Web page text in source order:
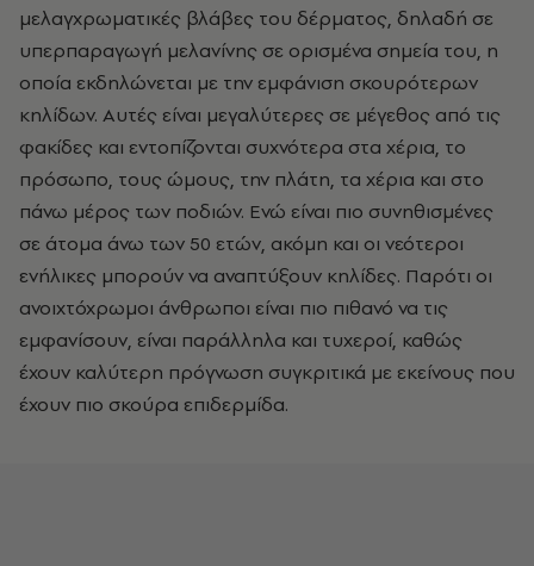
μελαγχρωματικές βλάβες του δέρματος, δηλαδή σε
υπερπαραγωγή μελανίνης σε ορισμένα σημεία του, η
οποία εκδηλώνεται με την εμφάνιση σκουρότερων
κηλίδων. Αυτές είναι μεγαλύτερες σε μέγεθος από τις
φακίδες και εντοπίζονται συχνότερα στα χέρια, το
πρόσωπο, τους ώμους, την πλάτη, τα χέρια και στο
πάνω μέρος των ποδιών. Ενώ είναι πιο συνηθισμένες
σε άτομα άνω των 50 ετών, ακόμη και οι νεότεροι
ενήλικες μπορούν να αναπτύξουν κηλίδες. Παρότι οι
ανοιχτόχρωμοι άνθρωποι είναι πιο πιθανό να τις
εμφανίσουν, είναι παράλληλα και τυχεροί, καθώς
έχουν καλύτερη πρόγνωση συγκριτικά με εκείνους που
έχουν πιο σκούρα επιδερμίδα.